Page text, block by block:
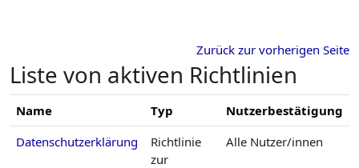
Zurück zur vorherigen Seite
Liste von aktiven Richtlinien
Name Typ
Nutzerbestätigung
Datenschutzerklärung
Richtlinie
zur
Alle Nutzer/innen